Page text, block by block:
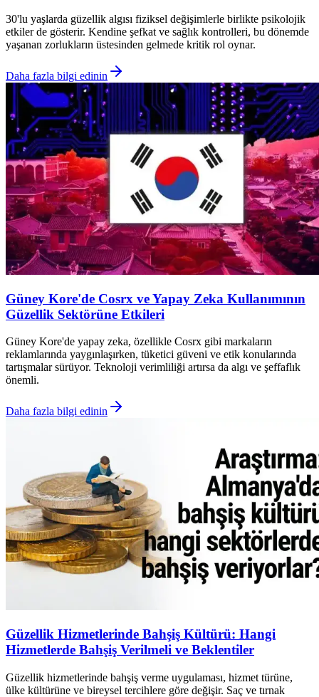
30'lu yaşlarda güzellik algısı fiziksel değişimlerle birlikte psikolojik
etkiler de gösterir. Kendine şefkat ve sağlık kontrolleri, bu dönemde
yaşanan zorlukların üstesinden gelmede kritik rol oynar.
Daha fazla bilgi edinin
Güney Kore'de Cosrx ve Yapay Zeka Kullanımının
Güzellik Sektörüne Etkileri
Güney Kore'de yapay zeka, özellikle Cosrx gibi markaların
reklamlarında yaygınlaşırken, tüketici güveni ve etik konularında
tartışmalar sürüyor. Teknoloji verimliliği artırsa da algı ve şeffaflık
önemli.
Daha fazla bilgi edinin
Güzellik Hizmetlerinde Bahşiş Kültürü: Hangi
Hizmetlerde Bahşiş Verilmeli ve Beklentiler
Güzellik hizmetlerinde bahşiş verme uygulaması, hizmet türüne,
ülke kültürüne ve bireysel tercihlere göre değişir. Saç ve tırnak